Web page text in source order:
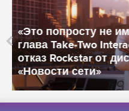
От более тысячи
осталось около
закрыл офисы в
Иннополисе -